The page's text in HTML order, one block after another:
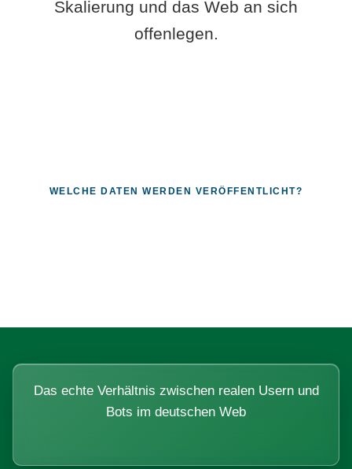
Skalierung und das Web an sich
offenlegen.
WELCHE DATEN WERDEN VERÖFFENTLICHT?
Das echte Verhältnis zwischen realen Usern und
Bots im deutschen Web